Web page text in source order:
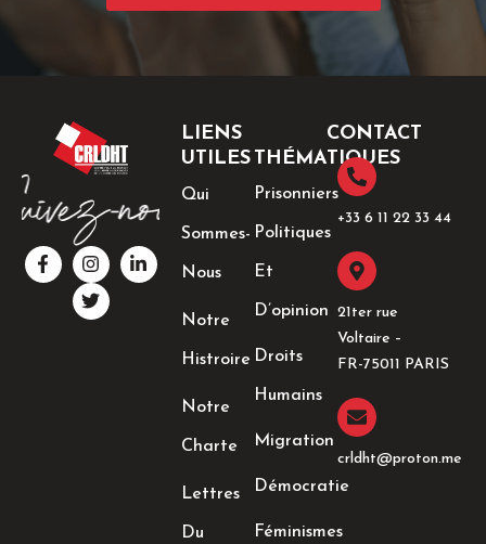
F
a
c
I
n
s
t
a
L
i
n
T
w
i
t
t
LIENS
UTILES
Qui
Sommes-
Nous
Notre
Histroire
Notre
Charte
Lettres
Du
THÉMATIQUES
Prisonniers
Politiques
Et
D’opinion
Droits
Humains
Migration
Démocratie
Féminismes
CONTACT
+33 6 11 22 33 44​
21ter rue
Voltaire –
FR-75011 PARIS
crldht@proton.me